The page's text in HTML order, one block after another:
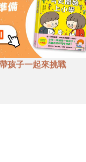
孩子一起來挑戰